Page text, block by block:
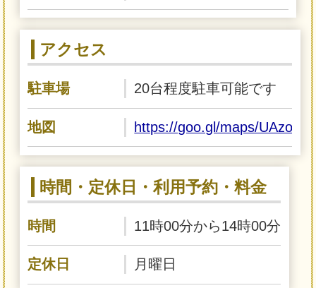
アクセス
駐車場 20台程度駐車可能です
地図 https://goo.gl/maps/
時間・定休日・利用予約・料金
時間 11時00分から14時00分
定休日 月曜日